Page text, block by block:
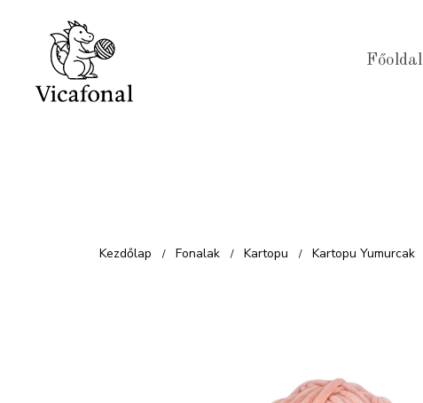
tartalomba
Főoldal
Kezdőlap / Fonalak / Kartopu / Kartopu Yumurcak